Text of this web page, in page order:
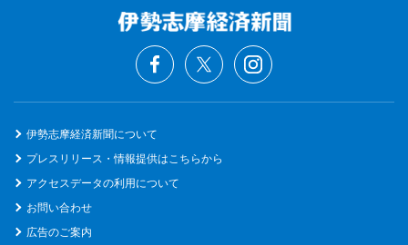
伊勢志摩経済新聞について
プレスリリース・情報提供はこちらから
アクセスデータの利用について
お問い合わせ
広告のご案内